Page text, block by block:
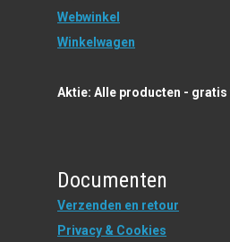
Webwinkel
Winkelwagen
Aktie: Alle producten -
Documenten
Verzenden en retour
Privacy & Cookies